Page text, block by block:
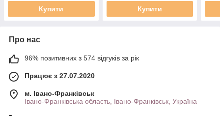
Купити Купити
Про нас
96% позитивних з 574 відгуків за рік
Працює з 27.07.2020
м. Івано-Франківськ
Івано-Франківська область, Івано-Франківськ, Україна